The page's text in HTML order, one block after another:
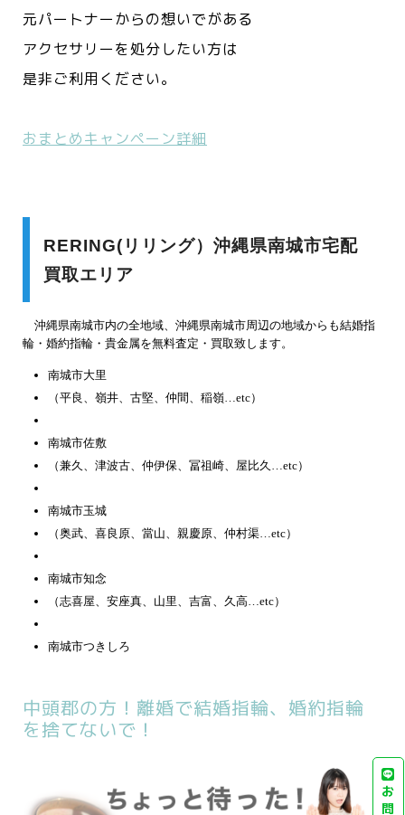
元パートナーからの想いでがある
アクセサリーを処分したい方は
是非ご利用ください。
おまとめキャンペーン詳細
RERING(リリング）沖縄県南城市宅配
買取エリア
沖縄県南城市内の全地域、沖縄県南城市周辺の地域からも結婚指
輪・婚約指輪・貴金属を無料査定・買取致します。
南城市大里
（平良、嶺井、古堅、仲間、稲嶺…etc）
南城市佐敷
（兼久、津波古、仲伊保、冨祖崎、屋比久…etc）
南城市玉城
（奥武、喜良原、當山、親慶原、仲村渠…etc）
南城市知念
（志喜屋、安座真、山里、吉富、久高…etc）
南城市つきしろ
中頭郡の方！離婚で結婚指輪、婚約指輪
を捨てないで！
お
問